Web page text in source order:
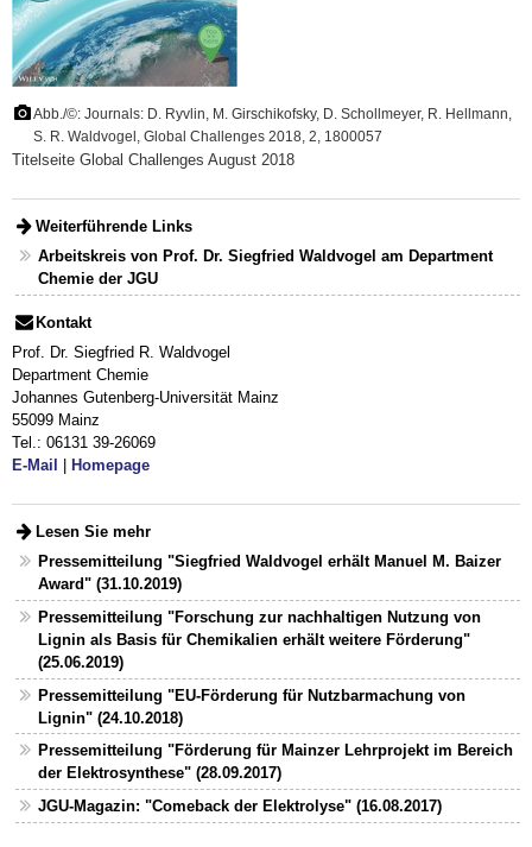
Abb./©: Journals: D. Ryvlin, M. Girschikofsky, D. Schollmeyer, R. Hellmann,
S. R. Waldvogel, Global Challenges 2018, 2, 1800057
Titelseite Global Challenges August 2018
Weiterführende Links
Arbeitskreis von Prof. Dr. Siegfried Waldvogel am Department
Chemie der JGU
Kontakt
Prof. Dr. Siegfried R. Waldvogel
Department Chemie
Johannes Gutenberg-Universität Mainz
55099 Mainz
Tel.: 06131 39-26069
E-Mail
Homepage
Lesen Sie mehr
Pressemitteilung "Siegfried Waldvogel erhält Manuel M. Baizer
Award" (31.10.2019)
Pressemitteilung "Forschung zur nachhaltigen Nutzung von
Lignin als Basis für Chemikalien erhält weitere Förderung"
(25.06.2019)
Pressemitteilung "EU-Förderung für Nutzbarmachung von
Lignin" (24.10.2018)
Pressemitteilung "Förderung für Mainzer Lehrprojekt im Bereich
der Elektrosynthese" (28.09.2017)
JGU-Magazin: "Comeback der Elektrolyse" (16.08.2017)